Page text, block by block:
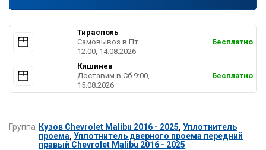
Тирасполь
Самовывоз в Пт
12:00, 14.08.2026
Бесплатно
Кишинев
Доставим в Cб 9:00,
15.08.2026
Бесплатно
Группа Кузов Chevrolet Malibu 2016 - 2025,Уплотнитель
проема,Уплотнитель дверного проема передний
правый Chevrolet Malibu 2016 - 2025